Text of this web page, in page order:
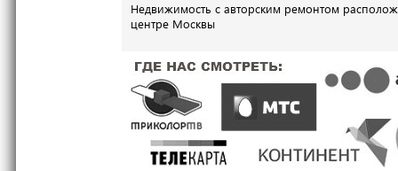
Недвижимость с авторским ремонтом
центре Москвы